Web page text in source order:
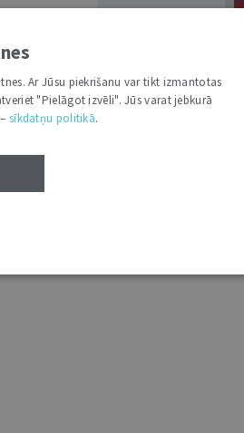
TIKAI DIGITĀLI
Ar Jūsu piekrišanu var tikt izmantotas
"Pielāgot izvēli". Jūs varat jebkurā
sīkdatņu politikā.